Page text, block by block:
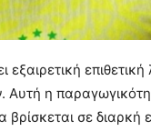
εξαιρετική
η
βρίσκεται σε